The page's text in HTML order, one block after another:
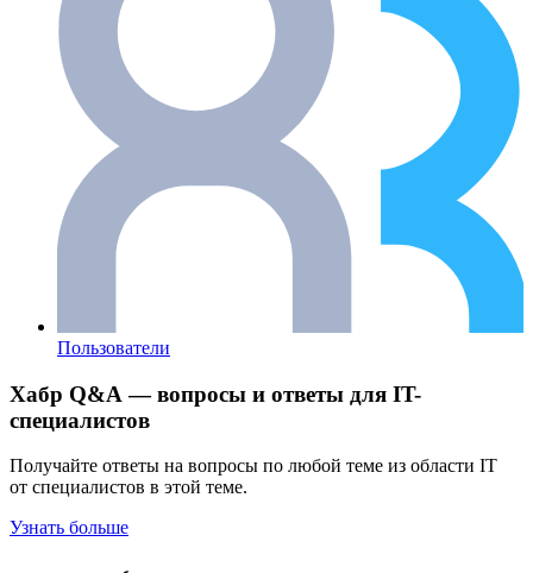
Пользователи
Хабр Q&A — вопросы и ответы для IT-
специалистов
Получайте ответы на вопросы по любой теме из области IT
от специалистов в этой теме.
Узнать больше